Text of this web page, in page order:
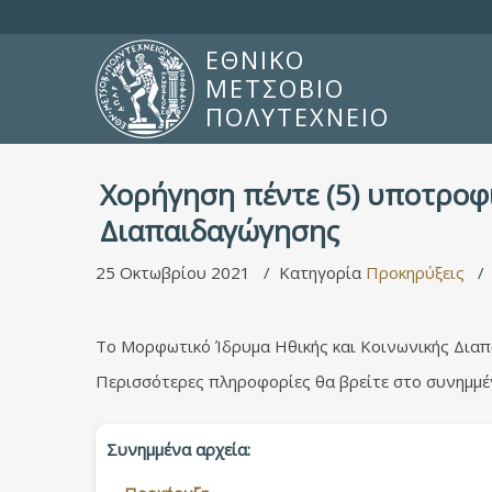
ΕΘΝΙΚΟ
ΜΕΤΣΟΒΙΟ
ΠΟΛΥΤΕΧΝΕΙΟ
Χορήγηση πέντε (5)
Διαπαιδαγώγησης
25 Οκτωβρίου 2021 Κατηγορία Προκηρύξεις
Το Μορφωτικό Ίδρυμα Ηθικής και Κοινωνικής
Περισσότερες πληροφορίες θα βρείτε στο
Συνημμένα αρχεία: